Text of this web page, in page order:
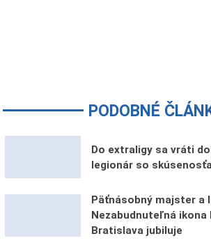
PODOBNÉ
Do extraligy sa vráti
legionár so
Päťnásobný majster a
Nezabudnuteľná ikona
Bratislava jubiluje